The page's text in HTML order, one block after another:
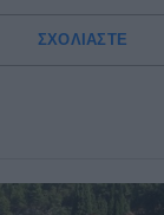
ΣΧΟΛΙΑΣΤΕ